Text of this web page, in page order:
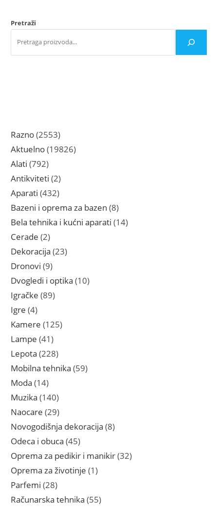
Pretraži
Razno 25532553
proizvoda
Aktuelno 1982619826
Alati 792792
proizvoda
Antikviteti 22
proizvoda
Aparati 432432
proizvoda
Bazeni i oprema za bazen 88
proizvoda
Bela tehnika i kućni aparati 1414
Cerade 22
proizvoda
Dekoracija 2323
Dronovi 99
proizvoda
Dvogledi i optika 1010
Igračke 8989
Igre 44
proizvoda
Kamere 125125
Lampe 4141
proizvod
Lepota 228228
proizvoda
Mobilna tehnika 5959
Moda 1414
proizvoda
Muzika 140140
proizvoda
Naocare 2929
proizvoda
Novogodišnja dekoracija 88
Odeca i obuca 4545
proizvoda
Oprema za pedikir i manikir 3232
Oprema za životinje 11
Parfemi 2828
proizvoda
Računarska tehnika 5555